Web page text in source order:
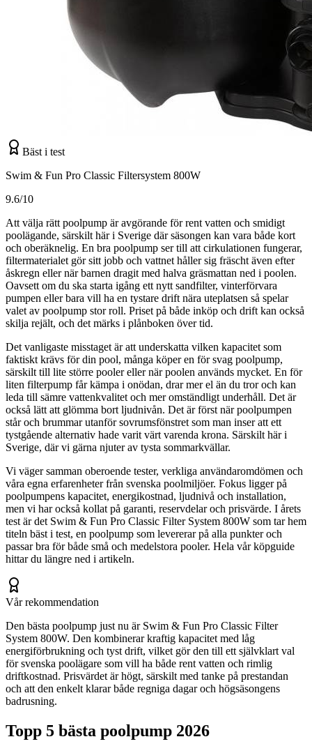
Bäst i test
Swim & Fun Pro Classic Filtersystem 800W
9.6/10
Att välja rätt poolpump är avgörande för rent vatten och smidigt
poolägande, särskilt här i Sverige där säsongen kan vara både kort
och oberäknelig. En bra poolpump ser till att cirkulationen fungerar,
filtermaterialet gör sitt jobb och vattnet håller sig fräscht även efter
åskregn eller när barnen dragit med halva gräsmattan ned i poolen.
Oavsett om du ska starta igång ett nytt sandfilter, vinterförvara
pumpen eller bara vill ha en tystare drift nära uteplatsen så spelar
valet av poolpump stor roll. Priset på både inköp och drift kan också
skilja rejält, och det märks i plånboken över tid.
Det vanligaste misstaget är att underskatta vilken kapacitet som
faktiskt krävs för din pool, många köper en för svag poolpump,
särskilt till lite större pooler eller när poolen används mycket. En för
liten filterpump får kämpa i onödan, drar mer el än du tror och kan
leda till sämre vattenkvalitet och mer omständligt underhåll. Det är
också lätt att glömma bort ljudnivån. Det är först när poolpumpen
står och brummar utanför sovrumsfönstret som man inser att ett
tystgående alternativ hade varit värt varenda krona. Särskilt här i
Sverige, där vi gärna njuter av tysta sommarkvällar.
Vi väger samman oberoende tester, verkliga användaromdömen och
våra egna erfarenheter från svenska poolmiljöer. Fokus ligger på
poolpumpens kapacitet, energikostnad, ljudnivå och installation,
men vi har också kollat på garanti, reservdelar och prisvärde. I årets
test är det Swim & Fun Pro Classic Filter System 800W som tar hem
titeln bäst i test, en poolpump som levererar på alla punkter och
passar bra för både små och medelstora pooler. Hela vår köpguide
hittar du längre ned i artikeln.
Vår rekommendation
Den bästa poolpump just nu är Swim & Fun Pro Classic Filter
System 800W. Den kombinerar kraftig kapacitet med låg
energiförbrukning och tyst drift, vilket gör den till ett självklart val
för svenska poolägare som vill ha både rent vatten och rimlig
driftkostnad. Prisvärdet är högt, särskilt med tanke på prestandan
och att den enkelt klarar både regniga dagar och högsäsongens
badrusning.
Topp 5 bästa poolpump 2026